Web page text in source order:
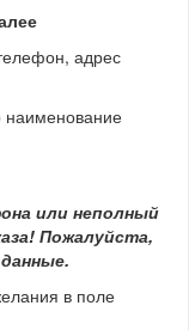
адрес
наименование
или неполный
Пожалуйста,
в поле